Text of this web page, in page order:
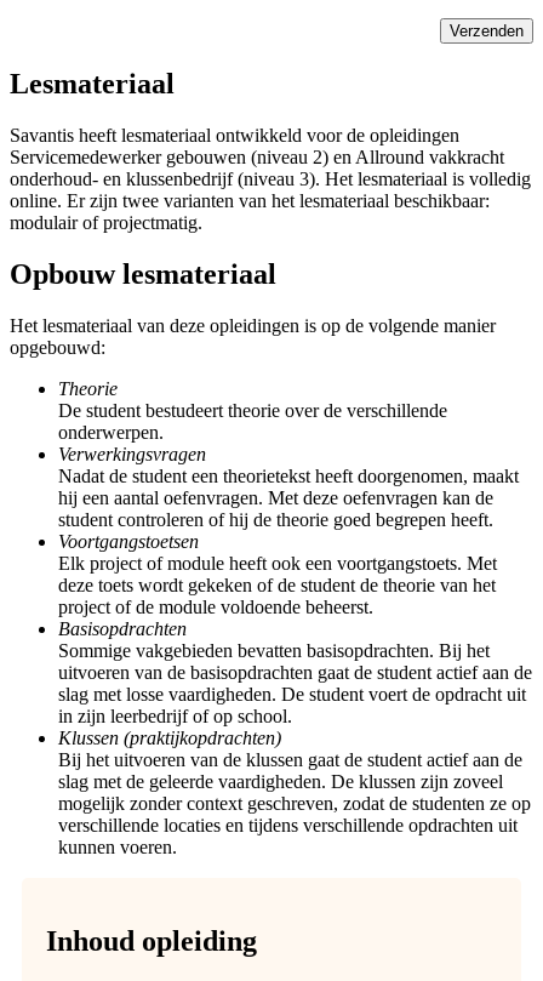
Lesmateriaal
Savantis heeft lesmateriaal ontwikkeld voor de opleidingen
Servicemedewerker gebouwen (niveau 2) en Allround vakkracht
onderhoud- en klussenbedrijf (niveau 3). Het lesmateriaal is volledig
online. Er zijn twee varianten van het lesmateriaal beschikbaar:
modulair of projectmatig.
Opbouw lesmateriaal
Het lesmateriaal van deze opleidingen is op de volgende manier
opgebouwd:
Theorie
De student bestudeert theorie over de verschillende
onderwerpen.
Verwerkingsvragen
Nadat de student een theorietekst heeft doorgenomen, maakt
hij een aantal oefenvragen. Met deze oefenvragen kan de
student controleren of hij de theorie goed begrepen heeft.
Voortgangstoetsen
Elk project of module heeft ook een voortgangstoets. Met
deze toets wordt gekeken of de student de theorie van het
project of de module voldoende beheerst.
Basisopdrachten
Sommige vakgebieden bevatten basisopdrachten. Bij het
uitvoeren van de basisopdrachten gaat de student actief aan de
slag met losse vaardigheden. De student voert de opdracht uit
in zijn leerbedrijf of op school.
Klussen (praktijkopdrachten)
Bij het uitvoeren van de klussen gaat de student actief aan de
slag met de geleerde vaardigheden. De klussen zijn zoveel
mogelijk zonder context geschreven, zodat de studenten ze op
verschillende locaties en tijdens verschillende opdrachten uit
kunnen voeren.
Inhoud opleiding